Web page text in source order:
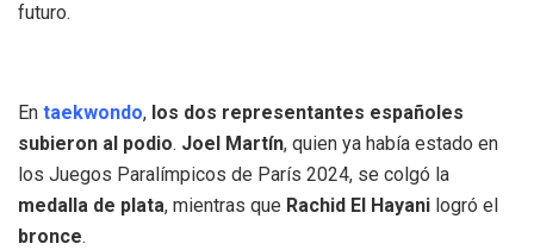
futuro.
En taekwondo, los dos representantes españoles
subieron al podio. Joel Martín, quien ya había estado en
los Juegos Paralímpicos de París 2024, se colgó la
medalla de plata, mientras que Rachid El Hayani logró el
bronce.